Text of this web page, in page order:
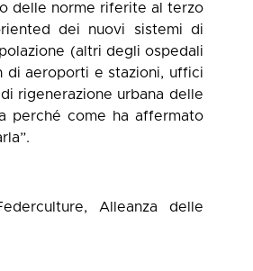
delle norme riferite al terzo
dei nuovi sistemi di
(altri degli ospedali
di aeroporti e stazioni, uffici
rigenerazione urbana delle
perché come ha affermato
Alleanza delle